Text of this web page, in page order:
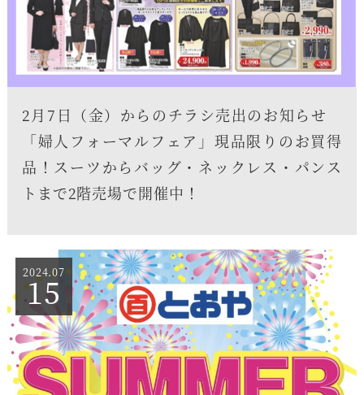
2月7日（金）からのチラシ売出のお知らせ
「婦人フォーマルフェア」現品限りのお買得
品！スーツからバッグ・ネックレス・パンス
トまで2階売場で開催中！
2024.07
15